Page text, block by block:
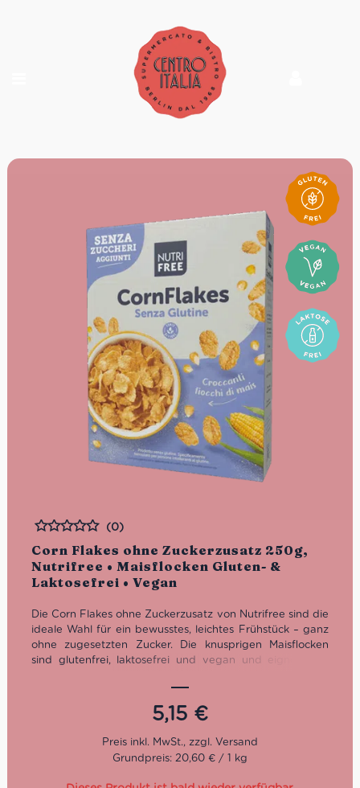
Corn Flakes ohne Zuckerzusatz 250g,
Nutrifree • Maisflocken Gluten- &
Laktosefrei • Vegan
Bewertet
(0)
Die Corn Flakes ohne Zuckerzusatz von Nutrifree sind die
ideale Wahl für ein bewusstes, leichtes Frühstück – ganz
ohne zugesetzten Zucker. Die knusprigen Maisflocken
sind glutenfrei, laktosefrei und vegan und eignen sich
eine hochwertige Ernährung achten. Hergestellt in Italien
von der Traditionsmarke Nutrifree, stehen diese Corn
Flakes für Qualität und puren Geschmack – ohne
5,15 €
Grundpreis: 20,60 € / 1 kg